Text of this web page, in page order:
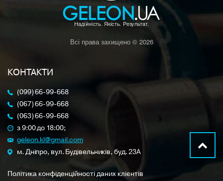
Всі права захищено © 2026
КОНТАКТИ
(099) 66-99-668
(067) 66-99-668
(063) 66-99-668
з 9:00 до 18:00;
geleon.kl@gmail.com
м. Дніпро, вул. Будівельників, буд. 23A
Політика конфіденційності даних клієнтів